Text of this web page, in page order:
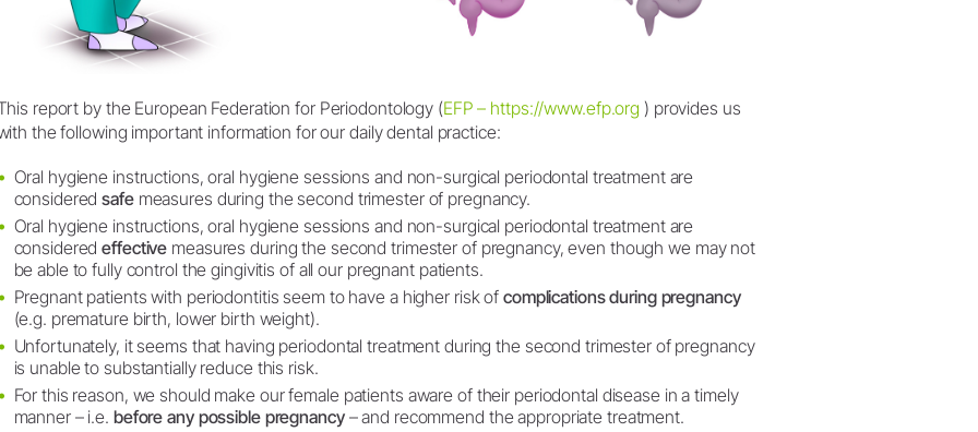
report by the European Federation for Periodontology (EFP – https://www.efp.org ) provides us
the following important information for our daily dental practice:
Oral hygiene instructions, oral hygiene sessions and non-surgical periodontal treatment are
consideredsafemeasures during the second trimester of pregnancy.
Oral hygiene instructions, oral hygiene sessions and non-surgical periodontal treatment are
consideredeffective measures during the second trimester of pregnancy, even though we may not
be able to fully control the gingivitis of all our pregnant patients.
Pregnant patients with periodontitis seem to have a higher risk of complications during pregnancy
(e.g. premature birth, lower birth weight).
Unfortunately, it seems that having periodontal treatment during the second trimester of pregnancy
is unable to substantially reduce this risk.
For this reason, we should make our female patients aware of their periodontal disease in a timely
manner – i.e. before any possible pregnancy– and recommend the appropriate treatment.